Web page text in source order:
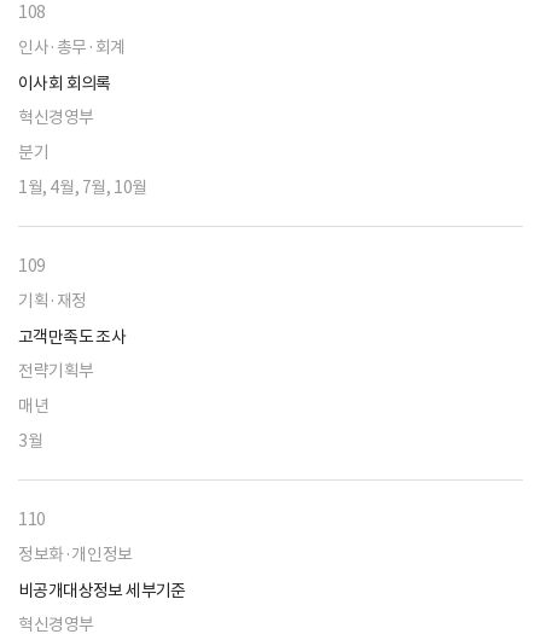
108
인사·총무·회계
이사회 회의록
혁신경영부
분기
1월, 4월, 7월, 10월
109
기획·재정
고객만족도 조사
전략기획부
매년
3월
110
정보화·개인정보
비공개대상정보 세부기준
혁신경영부